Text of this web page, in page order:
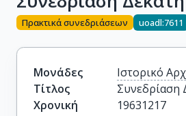
Πρακτικά συνεδριάσεων uoadl:7611
Μονάδες
Ιστορικό
Τίτλος
Συνεδρίαση
Χρονική
19631217